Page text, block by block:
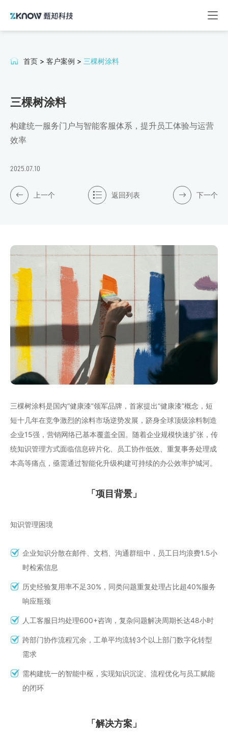
首页 > 客户案例 > 三棵树涂料
三棵树涂料
构建统一服务门户与智能客服体系，提升员工体验与运营
效率
2025.07.10
上一个 返回列表 下一个
三棵树涂料是国内“健康漆”领军品牌，首家提出“健康漆”概念，短
短十几年在竞争激烈的涂料市场逆势发展，跻身全球顶级涂料制造
企业15强，营销网络已基本覆盖全国。随着企业规模快速扩张，传
统知识管理方式面临信息碎片化、员工协作低效、重复事务处理成
本高等痛点，亟需通过智能化升级构建可持续的办公效率护城河。
「项目背景」
知识管理困境
企业知识分散在邮件、文档、沟通群组中，员工日均浪费1.5小
时检索信息
历史经验复用率不足30%，同类问题重复处理占比超40%服务
响应瓶颈
人工客服日均处理600+咨询，复杂问题解决周期长达48小时
跨部门协作流程冗余，工单平均流转3个以上部门数字化转型
需求
需构建统一的智能中枢，实现知识沉淀、流程优化与员工赋能
的闭环
「解决方案」